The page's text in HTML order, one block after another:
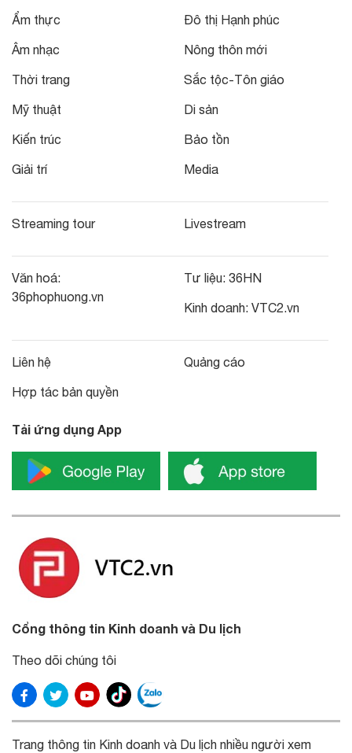
Ẩm thực
Âm nhạc
Thời trang
Mỹ thuật
Kiến trúc
Giải trí
Đô thị Hạnh phúc
Nông thôn mới
Sắc tộc-Tôn giáo
Di sản
Bảo tồn
Media
Streaming tour Livestream
Văn hoá:
36phophuong.vn
Tư liệu: 36HN
Kinh doanh: VTC2.vn
Liên hệ
Hợp tác bản quyền
Quảng cáo
Tải ứng dụng App
Cổng thông tin Kinh doanh và Du lịch
Theo dõi chúng tôi
Trang thông tin Kinh doanh và Du lịch nhiều người xem